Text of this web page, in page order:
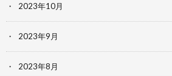
2023年10月
2023年9月
2023年8月